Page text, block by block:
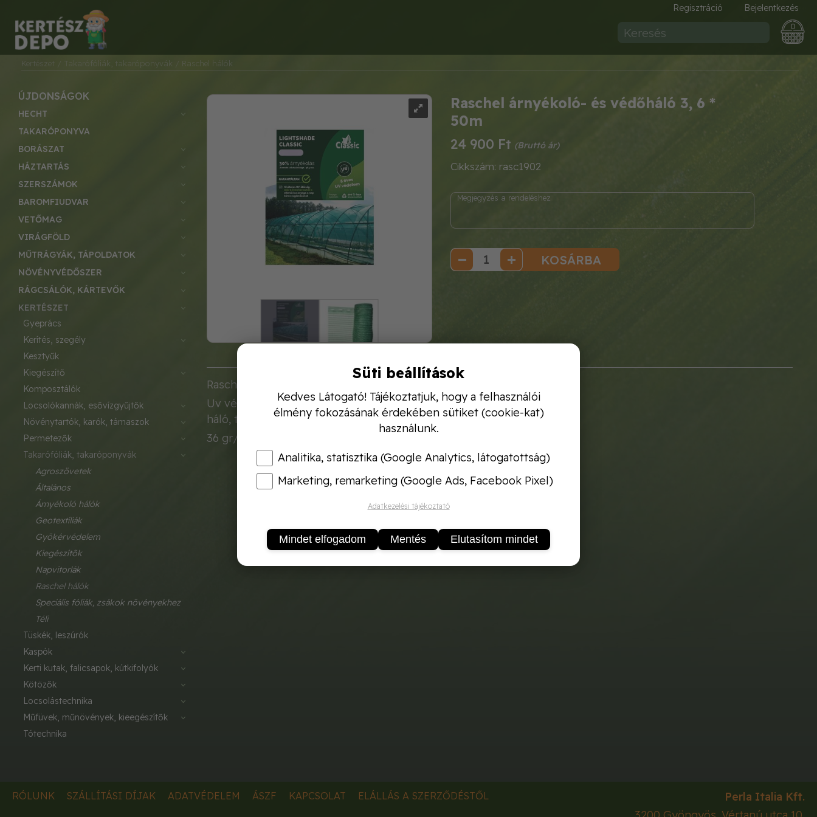
Regisztráció Bejelentkezés
0
Kertészet / Takarófóliák, takaróponyvák / Raschel hálók
Raschel árnyékoló- és védőháló 3, 6 *
50m
24 900 Ft
Cikkszám: rasc1902
KOSÁRBA
Raschel árnyékoló- és védőháló 3,6 x 50 m
Uv védelemmel ellátott, 30 %-os árnyékoló hatású raschel
háló, tekercsen.
36 gr/m2 sűrűségű, zöld színű.
ÚJDONSÁGOK
HECHT
TAKARÓPONYVA
BORÁSZAT
HÁZTARTÁS
SZERSZÁMOK
BAROMFIUDVAR
VETŐMAG
VIRÁGFÖLD
MŰTRÁGYÁK, TÁPOLDATOK
NÖVÉNYVÉDŐSZER
RÁGCSÁLÓK, KÁRTEVŐK
KERTÉSZET
gyeprács
kerítés, szegély
kesztyűk
kiegészítő
komposztálók
locsolókannák, esővízgyűjtők
növénytartók, karók, támaszok
permetezők
takarófóliák, takaróponyvák
agroszövetek
általános
árnyékoló hálók
geotextíliák
gyökérvédelem
kiegészítők
napvitorlák
raschel hálók
speciális fóliák, zsákok növényekhez
téli
tüskék, leszúrók
kaspók
kerti kutak, falicsapok, kútkifolyók
kötözők
locsolástechnika
műfüvek, műnövények, kieegészítők
tótechnika
RÓLUNK SZÁLLÍTÁSI DÍJAK ADATVÉDELEM ÁSZF KAPCSOLAT ELÁLLÁS A SZERZŐDÉSTŐL
Perla Italia Kft.
Süti beállítások
Kedves Látogató! Tájékoztatjuk, hogy a felhasználói
élmény fokozásának érdekében sütiket (cookie-kat)
használunk.
Analitika, statisztika (Google Analytics, látogatottság)
Marketing, remarketing (Google Ads, Facebook Pixel)
Adatkezelési tájékoztató
Mindet elfogadom Mentés Elutasítom mindet